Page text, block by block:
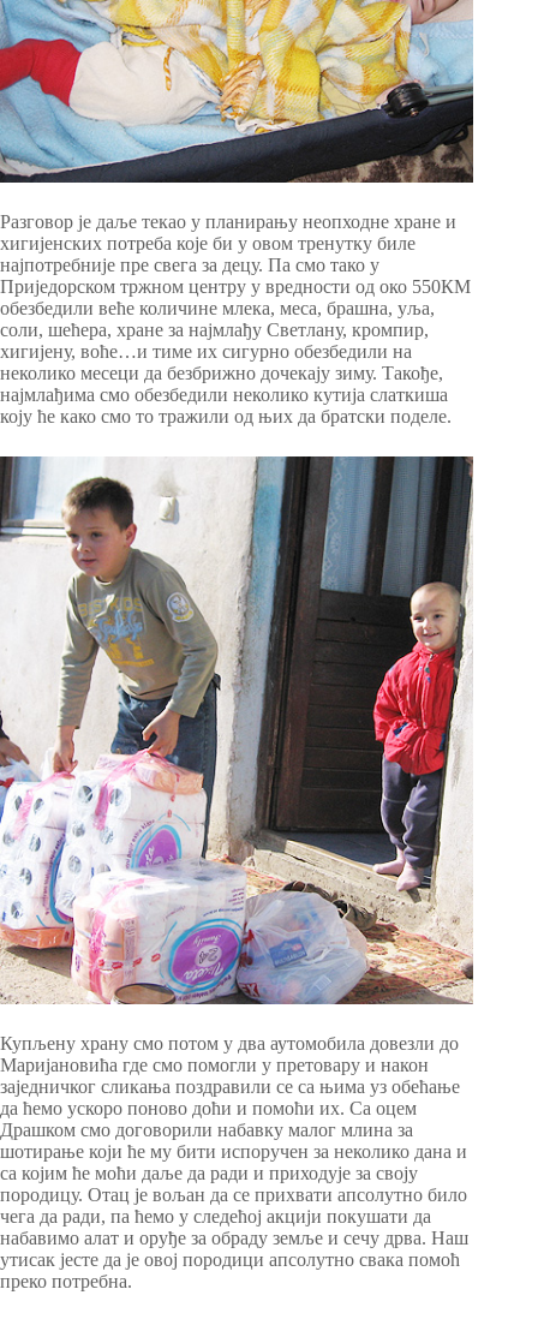
Разговор је даље текао у планирању неопходне хране и
хигијенских потреба које би у овом тренутку биле
најпотребније пре свега за децу. Па смо тако у
Приједорском тржном центру у вредности од око 550КМ
обезбедили веће количине млека, меса, брашна, уља,
соли, шећера, хране за најмлађу Светлану, кромпир,
хигијену, воће…и тиме их сигурно обезбедили на
неколико месеци да безбрижно дочекају зиму. Такође,
најмлађима смо обезбедили неколико кутија слаткиша
коју ће како смо то тражили од њих да братски поделе.
Купљену храну смо потом у два аутомобила довезли до
Маријановића где смо помогли у претовару и након
заједничког сликања поздравили се са њима уз обећање
да ћемо ускоро поново доћи и помоћи их. Са оцем
Драшком смо договорили набавку малог млина за
шотирање који ће му бити испоручен за неколико дана и
са којим ће моћи даље да ради и приходује за своју
породицу. Отац је вољан да се прихвати апсолутно било
чега да ради, па ћемо у следећој акцији покушати да
набавимо алат и оруђе за обраду земље и сечу дрва. Наш
утисак јесте да је овој породици апсолутно свака помоћ
преко потребна.